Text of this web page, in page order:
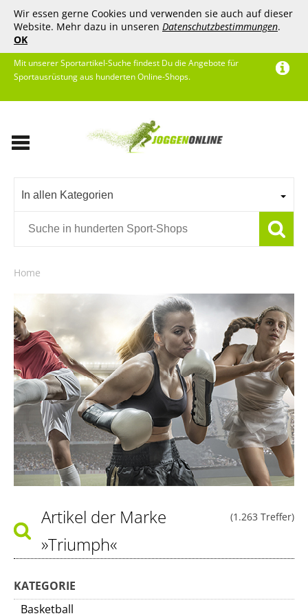
Wir essen gerne Cookies und verwenden sie auch auf dieser
Website. Mehr dazu in unseren Datenschutzbestimmungen.
OK
Mit unserer Sportartikel-Suche findest Du die Angebote für
Sportausrüstung aus hunderten Online-Shops.
In allen Kategorien
Home
(1.263 Treffer)
Artikel der Marke
»Triumph«
KATEGORIE
Basketball